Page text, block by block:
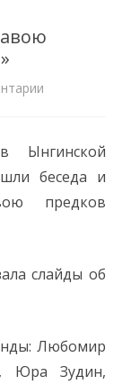
предков
гордиться
должны»
Ынгинской
беседа и
предков
слайды об
Любомир
Юра Зудин,